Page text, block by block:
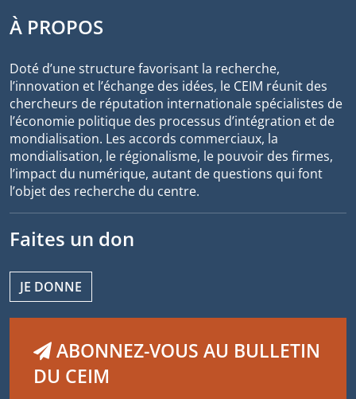
À PROPOS
Doté d’une structure favorisant la recherche,
l’innovation et l’échange des idées, le CEIM réunit des
chercheurs de réputation internationale spécialistes de
l’économie politique des processus d’intégration et de
mondialisation. Les accords commerciaux, la
mondialisation, le régionalisme, le pouvoir des firmes,
l’impact du numérique, autant de questions qui font
l’objet des recherche du centre.
Faites un don
JE DONNE
ABONNEZ-VOUS AU BULLETIN
DU CEIM